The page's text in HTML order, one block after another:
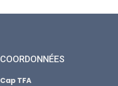
COORDONNÉES
Cap TFA